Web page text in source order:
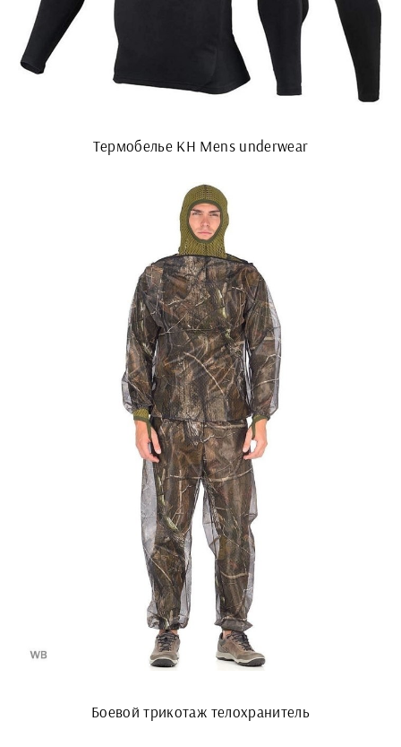
Термобелье KH Mens underwear
Боевой трикотаж телохранитель